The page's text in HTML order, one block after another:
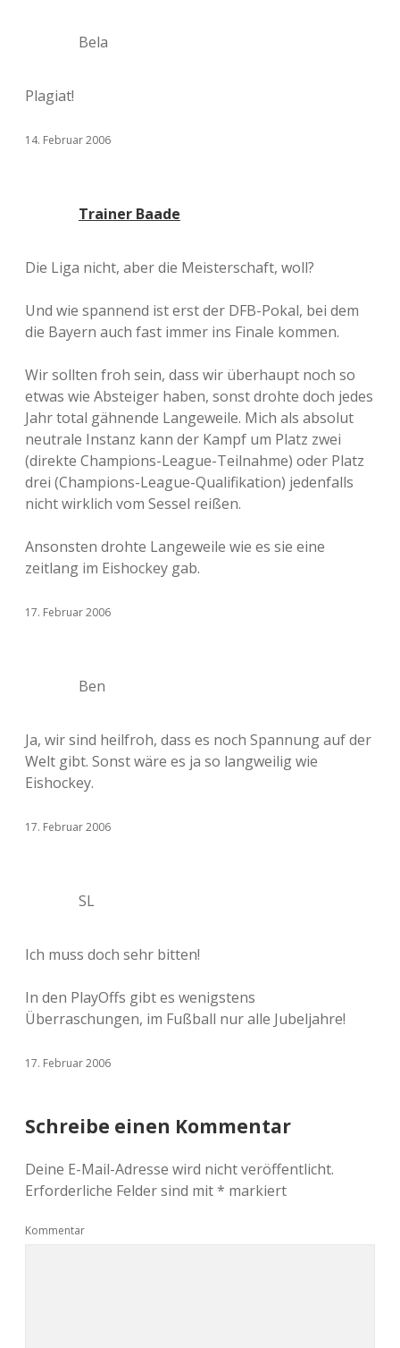
Bela
Plagiat!
14. Februar 2006
Trainer Baade
Die Liga nicht, aber die Meisterschaft, woll?
Und wie spannend ist erst der DFB-Pokal, bei dem
die Bayern auch fast immer ins Finale kommen.
Wir sollten froh sein, dass wir überhaupt noch so
etwas wie Absteiger haben, sonst drohte doch jedes
Jahr total gähnende Langeweile. Mich als absolut
neutrale Instanz kann der Kampf um Platz zwei
(direkte Champions-League-Teilnahme) oder Platz
drei (Champions-League-Qualifikation) jedenfalls
nicht wirklich vom Sessel reißen.
Ansonsten drohte Langeweile wie es sie eine
zeitlang im Eishockey gab.
17. Februar 2006
Ben
Ja, wir sind heilfroh, dass es noch Spannung auf der
Welt gibt. Sonst wäre es ja so langweilig wie
Eishockey.
17. Februar 2006
SL
Ich muss doch sehr bitten!
In den PlayOffs gibt es wenigstens
Überraschungen, im Fußball nur alle Jubeljahre!
17. Februar 2006
Schreibe einen Kommentar
Deine E-Mail-Adresse wird nicht veröffentlicht.
Erforderliche Felder sind mit* markiert
Kommentar